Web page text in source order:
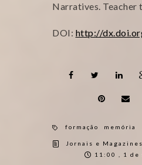
Narratives. Teacher
DOI: http://
formação memória
Jornais e Magazines
11:00 , 1 de